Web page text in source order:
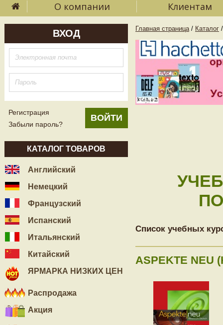
О компании Клиентам
ВХОД
Регистрация
Забыли пароль?
КАТАЛОГ ТОВАРОВ
Английский
Немецкий
Французский
Испанский
Итальянский
Китайский
ЯРМАРКА НИЗКИХ ЦЕН
Распродажа
Акция
Главная страница / Каталог /
Список учебных
ASPEKTE NEU